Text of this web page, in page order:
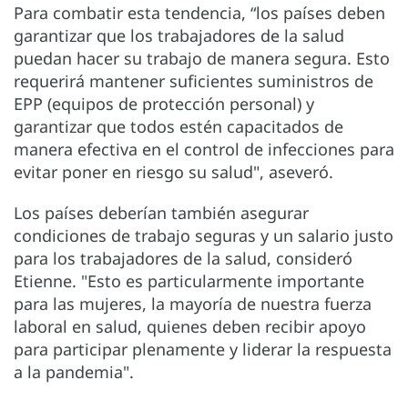
Para combatir esta tendencia, “los países deben
garantizar que los trabajadores de la salud
puedan hacer su trabajo de manera segura. Esto
requerirá mantener suficientes suministros de
EPP (equipos de protección personal) y
garantizar que todos estén capacitados de
manera efectiva en el control de infecciones para
evitar poner en riesgo su salud", aseveró.
Los países deberían también asegurar
condiciones de trabajo seguras y un salario justo
para los trabajadores de la salud, consideró
Etienne. "Esto es particularmente importante
para las mujeres, la mayoría de nuestra fuerza
laboral en salud, quienes deben recibir apoyo
para participar plenamente y liderar la respuesta
a la pandemia".